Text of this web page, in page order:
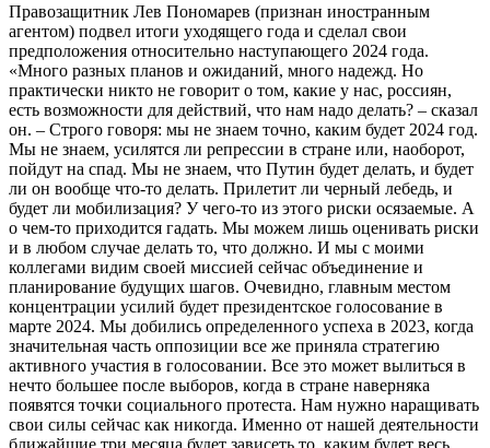
Правозащитник Лев Пономарев (признан иностранным
агентом) подвел итоги уходящего года и сделал свои
предположения относительно наступающего 2024 года.
«Много разных планов и ожиданий, много надежд. Но
практически никто не говорит о том, какие у нас, россиян,
есть возможности для действий, что нам надо делать? – сказал
он. – Строго говоря: мы не знаем точно, каким будет 2024 год.
Мы не знаем, усилятся ли репрессии в стране или, наоборот,
пойдут на спад. Мы не знаем, что Путин будет делать, и будет
ли он вообще что-то делать. Прилетит ли черный лебедь, и
будет ли мобилизация? У чего-то из этого риски осязаемые. А
о чем-то приходится гадать. Мы можем лишь оценивать риски
и в любом случае делать то, что должно. И мы с моими
коллегами видим своей миссией сейчас объединение и
планирование будущих шагов. Очевидно, главным местом
концентрации усилий будет президентское голосование в
марте 2024. Мы добились определенного успеха в 2023, когда
значительная часть оппозиции все же приняла стратегию
активного участия в голосовании. Все это может вылиться в
нечто большее после выборов, когда в стране наверняка
появятся точки социального протеста. Нам нужно наращивать
свои силы сейчас как никогда. Именно от нашей деятельности
ближайшие три месяца будет зависеть то, каким будет весь